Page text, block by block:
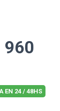
960
EN 24 / 48HS